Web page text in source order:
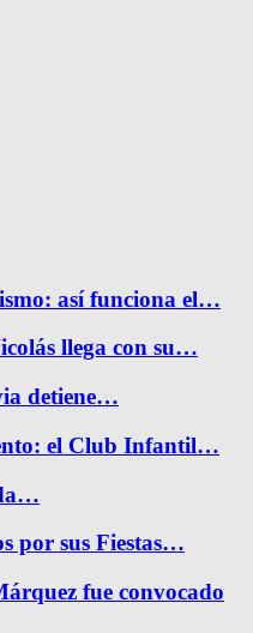
así funciona el…
llega con su…
detiene…
el Club Infantil…
por sus Fiestas…
fue convocado